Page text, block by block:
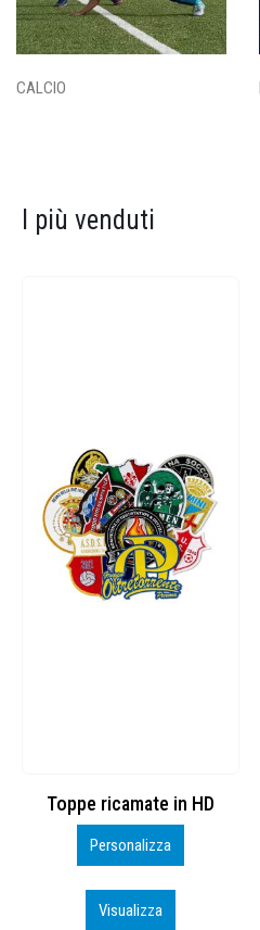
CALCIO
I più venduti
Toppe ricamate in HD
Personalizza
Visualizza